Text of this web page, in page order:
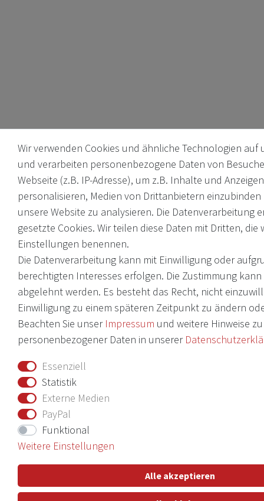
Wir verwenden Cookies und ähnliche Technologien auf
und verarbeiten personenbezogene Daten von
Webseite (z.B. IP-Adresse), um z.B. Inhalte und
personalisieren, Medien von Drittanbietern
unsere Website zu analysieren. Die Datenverarbeitung
gesetzte Cookies. Wir teilen diese Daten mit Dritten, die
Einstellungen benennen.
Die Datenverarbeitung kann mit Einwilligung oder
berechtigten Interesses erfolgen. Die Zustimmung
abgelehnt werden. Es besteht das Recht, nicht
Einwilligung zu einem späteren Zeitpunkt zu ändern
Beachten Sie unser Impressum und weitere Hinweise
personenbezogener Daten in unserer
Essenziell
Statistik
Externe Medien
PayPal
Funktional
Weitere Einstellungen
Alle akzeptieren